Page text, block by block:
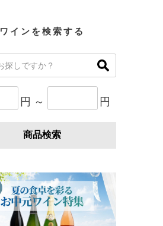
ワインを検索する
円 ～ 円
商品検索